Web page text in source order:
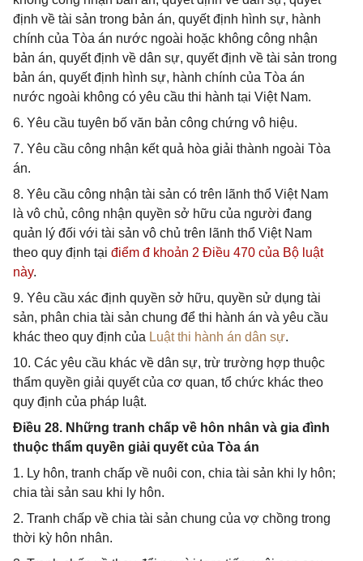
định về tài sản trong bản án, quyết định hình sự, hành
chính của Tòa án nước ngoài hoặc không công nhận
bản án, quyết định về dân sự, quyết định về tài sản trong
bản án, quyết định hình sự, hành chính của Tòa án
nước ngoài không có yêu cầu thi hành tại Việt Nam.
6. Yêu cầu tuyên bố văn bản công chứng vô hiệu.
7. Yêu cầu công nhận kết quả hòa giải thành ngoài Tòa
án.
8. Yêu cầu công nhận tài sản có trên lãnh thổ Việt Nam
là vô chủ, công nhận quyền sở hữu của người đang
quản lý đối với tài sản vô chủ trên lãnh thổ Việt Nam
theo quy định tại điểm đ khoản 2 Điều 470 của Bộ luật
này.
9. Yêu cầu xác định quyền sở hữu, quyền sử dụng tài
sản, phân chia tài sản chung để thi hành án và yêu cầu
khác theo quy định của Luật thi hành án dân sự.
10. Các yêu cầu khác về dân sự, trừ trường hợp thuộc
thẩm quyền giải quyết của cơ quan, tổ chức khác theo
quy định của pháp luật.
Điều 28. Những tranh chấp về hôn nhân và gia đình
thuộc thẩm quyền giải quyết của Tòa án
1. Ly hôn, tranh chấp về nuôi con, chia tài sản khi ly hôn;
chia tài sản sau khi ly hôn.
2. Tranh chấp về chia tài sản chung của vợ chồng trong
thời kỳ hôn nhân.